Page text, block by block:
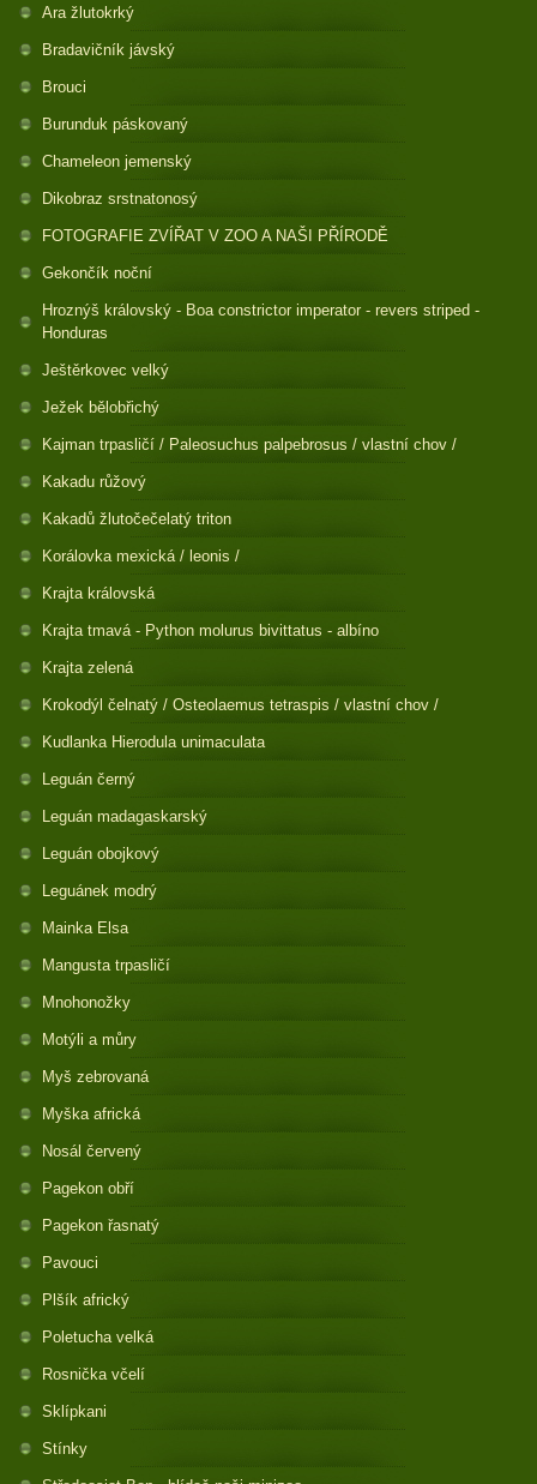
Ara žlutokrký
Bradavičník jávský
Brouci
Burunduk páskovaný
Chameleon jemenský
Dikobraz srstnatonosý
FOTOGRAFIE ZVÍŘAT V ZOO A NAŠI PŘÍRODĚ
Gekončík noční
Hroznýš královský - Boa constrictor imperator - revers striped -
Honduras
Ještěrkovec velký
Ježek bělobřichý
Kajman trpasličí / Paleosuchus palpebrosus / vlastní chov /
Kakadu růžový
Kakadů žlutočečelatý triton
Korálovka mexická / leonis /
Krajta královská
Krajta tmavá - Python molurus bivittatus - albíno
Krajta zelená
Krokodýl čelnatý / Osteolaemus tetraspis / vlastní chov /
Kudlanka Hierodula unimaculata
Leguán černý
Leguán madagaskarský
Leguán obojkový
Leguánek modrý
Mainka Elsa
Mangusta trpasličí
Mnohonožky
Motýli a můry
Myš zebrovaná
Myška africká
Nosál červený
Pagekon obří
Pagekon řasnatý
Pavouci
Plšík africký
Poletucha velká
Rosnička včelí
Sklípkani
Stínky